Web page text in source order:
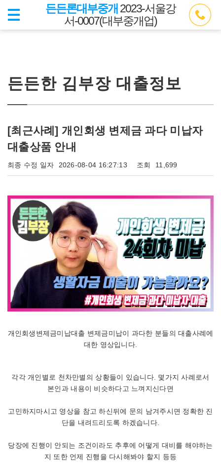
든든론대부중개 2023-서울강
서-0007(대부중개업)
든든한 김부장 대출정보
[최근사례] 개인회생 변제금 과다 미납자
대출상품 안내
최종 수정 일자 2026-08-04 16:27:13 조회 11,699
개인회생변제금미납대출 변제금미납이 과다한 분들의 대출사례에
대한 영상입니다.
각각 개인별로 천차만별의 상황들이 있습니다. 몇가지 사례로서
본인과 내용이 비슷하다고 느껴지신다면
고민하지마시고 영상을 참고 하신뒤에 문의 남겨주시면 정확한 진
단을 내려드리도록 하겠습니다.
당장에 진행이 안되는 조건이라도 추후에 어떻게 대비를 해야하는
지 또한 언제 진행을 다시해봐야 할지 등등